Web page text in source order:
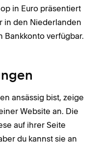
in Euro präsentiert
in den Niederlanden
verfügbar.
ansässig bist, zeige
Website an. Die
auf ihrer Seite
du kannst sie an